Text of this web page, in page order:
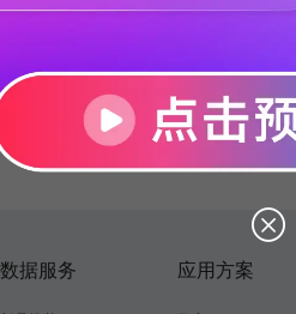
数据服务 应用方案